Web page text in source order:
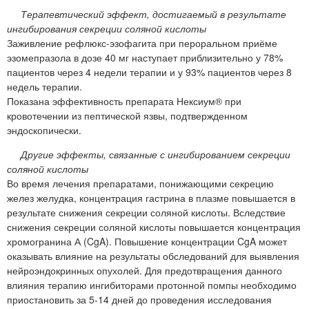
Терапевтический эффект, достигаемый в результате
ингибирования секреции соляной кислоты
Заживление рефлюкс-эзофагита при пероральном приёме
эзомепразола в дозе 40 мг наступает приблизительно у 78%
пациентов через 4 недели терапии и у 93% пациентов через 8
недель терапии.
Показана эффективность препарата Нексиум® при
кровотечении из пептической язвы, подтвержденном
эндоскопически.
Другие эффекты, связанные с ингибированием секреции
соляной кислоты
Во время лечения препаратами, понижающими секрецию
желез желудка, концентрация гастрина в плазме повышается в
результате снижения секреции соляной кислоты. Вследствие
снижения секреции соляной кислоты повышается концентрация
хромогранина А (CgA). Повышение концентрации CgA может
оказывать влияние на результаты обследований для выявления
нейроэндокринных опухолей. Для предотвращения данного
влияния терапию ингибиторами протонной помпы необходимо
приостановить за 5-14 дней до проведения исследования